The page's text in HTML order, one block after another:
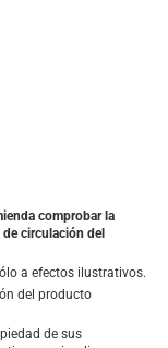
comprobar la
circulación del
a efectos ilustrativos.
del producto
de sus